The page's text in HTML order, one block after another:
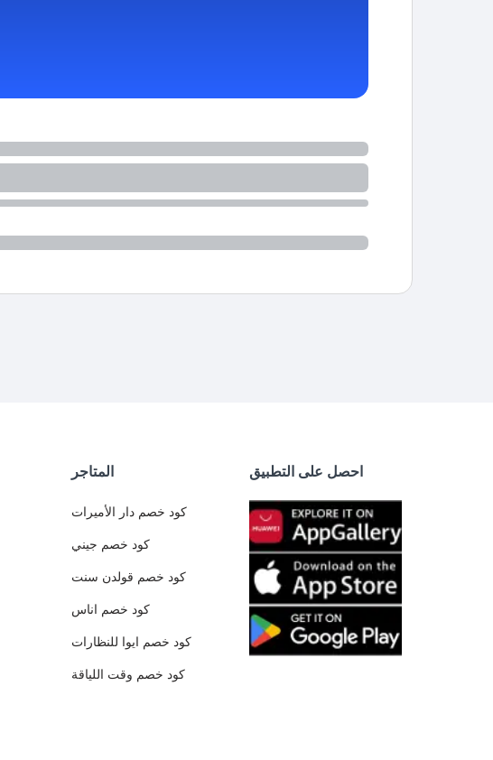
المتاجر
كود خصم دار الأميرات
كود خصم جيني
كود خصم قولدن سنت
كود خصم اناس
كود خصم ايوا للنظارات
كود خصم وقت اللياقة
احصل على التطبيق